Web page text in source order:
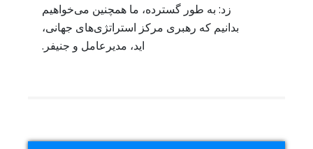
زد: به طور گسترده، ما همچنین می‌خواهیم
بدانیم که رهبری مرکز استراتژی‌های جهانی،
اید، مدیرعامل و جنیفر.